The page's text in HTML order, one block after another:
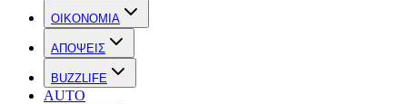
OIKONOMIA
ΑΠΟΨΕΙΣ
BUZZLIFE
AUTO